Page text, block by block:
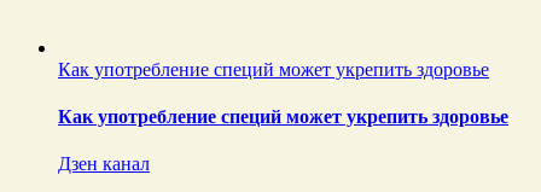
Как употребление специй может укрепить здоровье
Как употребление специй может укрепить здоровье
Дзен канал